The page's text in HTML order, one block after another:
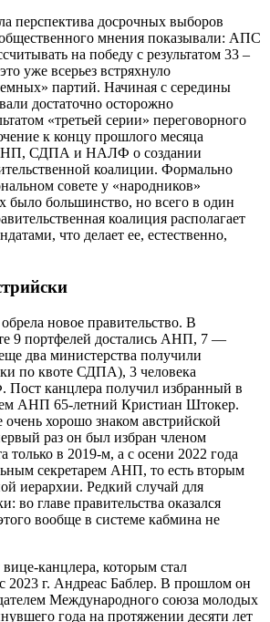
перспектива досрочных выборов
мнения показывали: АПС
на победу с результатом 33 –
уже всерьез встряхнуло
партий. Начиная с середины
достаточно осторожно
«третьей серии» переговорного
к концу прошлого месяца
СДПА и НАЛФ о создании
коалиции. Формально
совете у «народников»
было большинство, но всего в один
коалиция располагает
что делает ее, естественно,
новое правительство. В
9 портфелей достались АНП, 7 —
два министерства получили
по квоте СДПА), 3 человека
канцлера получил избранный в
АНП 65‑летний Кристиан Штокер.
очень хорошо знаком австрийской
раз он был избран членом
только в 2019‑м, а с осени 2022 года
секретарем АНП, то есть вторым
иерархии. Редкий случай для
во главе правительства оказался
вообще в системе кабмина не
канц­лера, которым стал
2023 г. Андреас Баблер. В прошлом он
Международного союза молодых
года на протяжении десяти лет